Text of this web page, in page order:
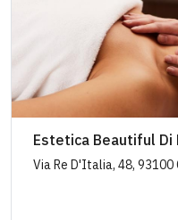
Estetica Beautiful Di
Via Re D'Italia, 48,